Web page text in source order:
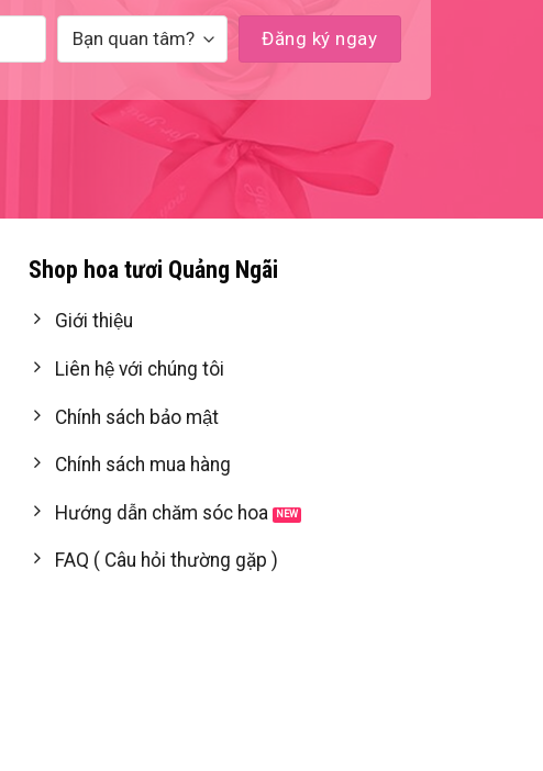
Shop hoa tươi Quảng Ngãi
Giới thiệu
Liên hệ với chúng tôi
Chính sách bảo mật
Chính sách mua hàng
Hướng dẫn chăm sóc hoa
FAQ ( Câu hỏi thường gặp )